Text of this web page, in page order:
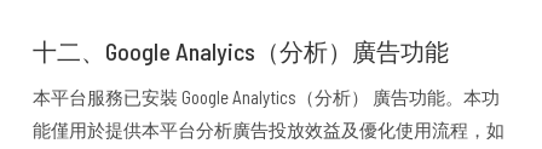
十二、Google Analyics（分析）廣告功能
本平台服務已安裝 Google Analytics（分析） 廣告功能。本功
能僅用於提供本平台分析廣告投放效益及優化使用流程，如